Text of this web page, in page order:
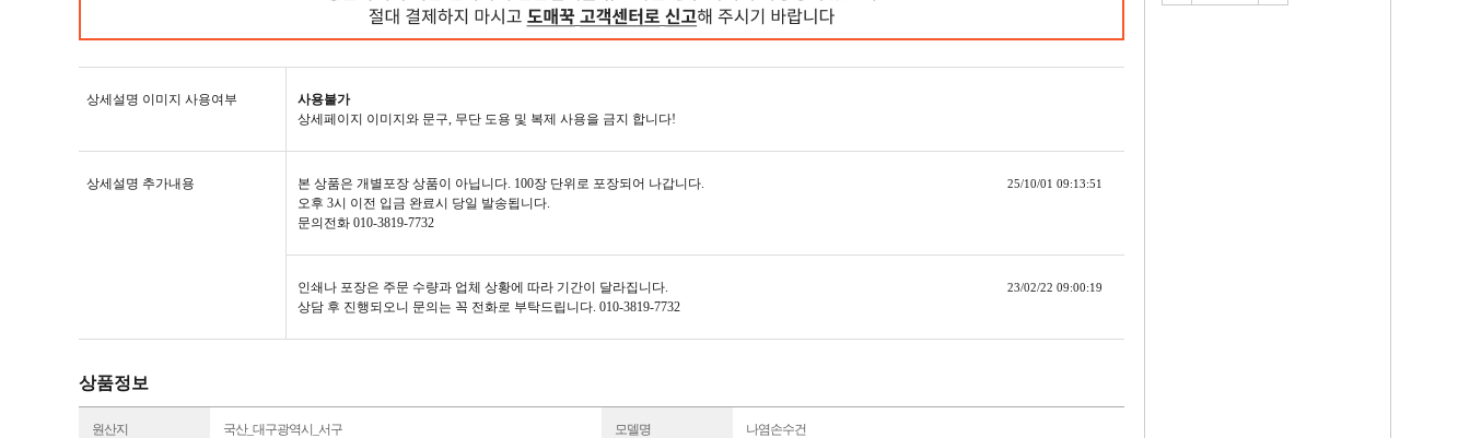
상세설명 이미지 사용여부
사용불가
상세페이지 이미지와 문구, 무단 도용 및 복제 사용을 금지 합니다!
상세설명 추가내용
본 상품은 개별포장 상품이 아닙니다. 100장 단위로 포장되어 나갑니다.
오후 3시 이전 입금 완료시 당일 발송됩니다.
문의전화 010-3819-7732
25/10/01 09:13:51
인쇄나 포장은 주문 수량과 업체 상황에 따라 기간이 달라집니다.
상담 후 진행되오니 문의는 꼭 전화로 부탁드립니다. 010-3819-7732
23/02/22 09:00:19
상품정보
원산지 국산_대구광역시_서구 모델명 나염손수건